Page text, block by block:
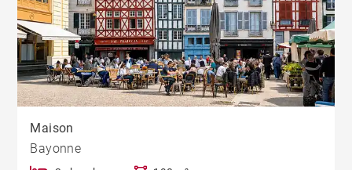
Maison
Bayonne